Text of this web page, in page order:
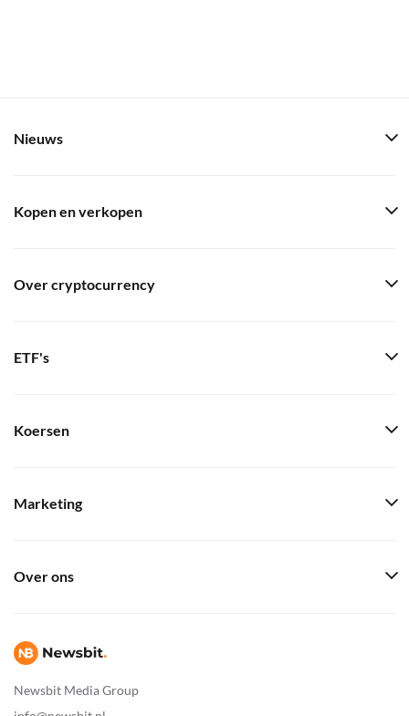
Newsbit Media Group
Nieuws
Kopen en verkopen
Over cryptocurrency
ETF's
Koersen
Marketing
Over ons